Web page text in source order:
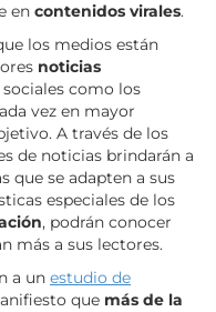
en contenidos virales.
los medios están
noticias
como los
vez en mayor
A través de los
de noticias brindarán a
que se adapten a sus
especiales de los
, podrán conocer
más a sus lectores.
a un estudio de
que más de la